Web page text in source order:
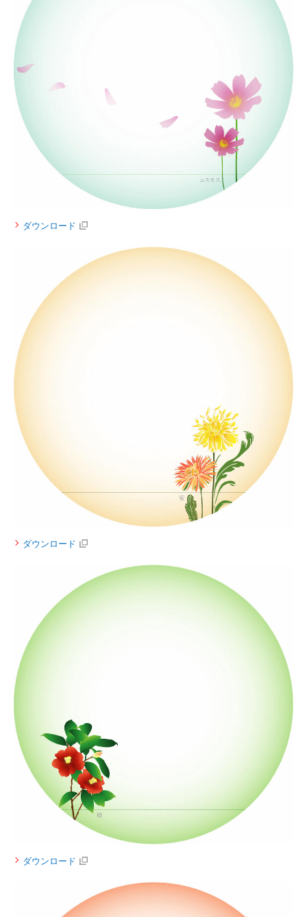
ダウンロード
ダウンロード
ダウンロード